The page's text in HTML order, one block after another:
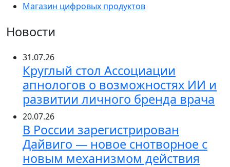
Магазин цифровых продуктов
Новости
31.07.26
Круглый стол Ассоциации
апнологов о возможностях ИИ и
развитии личного бренда врача
20.07.26
В России зарегистрирован
Дайвиго — новое снотворное с
новым механизмом действия